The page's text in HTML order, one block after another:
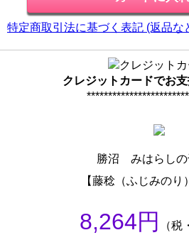
特定商取引法に基づく表記 (返品な
クレジットカードでお
勝沼 みはらしの
【藤稔（ふじみのり）
8,264円
（税